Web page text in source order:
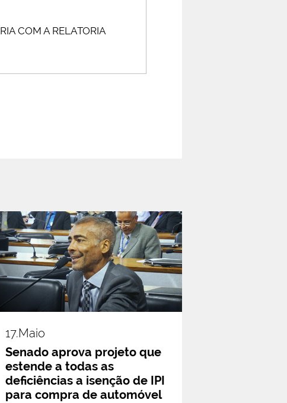
COM A RELATORIA
17.maio
Senado aprova projeto que
estende a todas as
deficiências a isenção de IPI
para compra de automóvel